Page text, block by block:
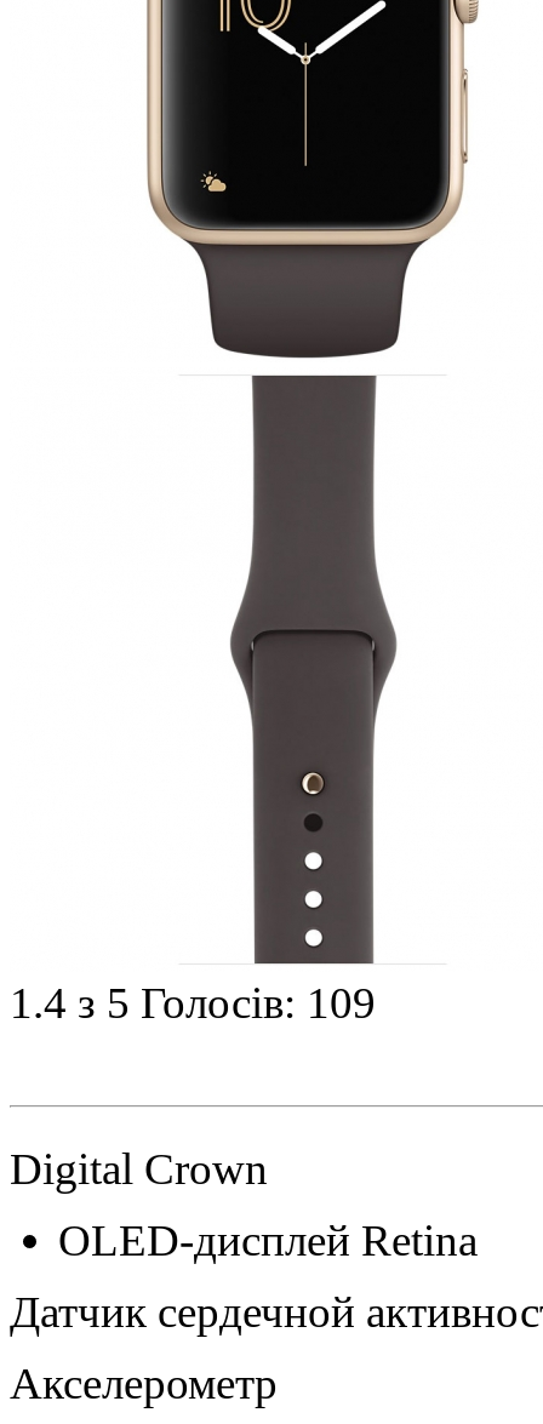
1.4 з 5 Голосів: 109
Digital Crown
OLED‑дисплей Retina
Датчик сердечной
Акселерометр